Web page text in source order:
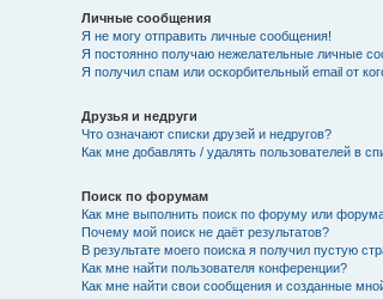
Личные сообщения
Я не могу отправить личные сообщения!
Я постоянно получаю нежелательные личные
Я получил спам или оскорбительный email от
Друзья и недруги
Что означают списки друзей и недругов?
Как мне добавлять / удалять пользователей в
Поиск по форумам
Как мне выполнить поиск по форуму или
Почему мой поиск не даёт результатов?
В результате моего поиска я получил пустую
Как мне найти пользователя конференции?
Как мне найти свои сообщения и созданные